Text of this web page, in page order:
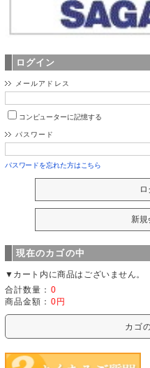
ログイン
メールアドレス
コンピューターに記憶する
パスワード
パスワードを忘れた方はこちら
現在のカゴの中
▼カート内に商品はございません。
合計数量： 0
商品金額： 0円
カゴ